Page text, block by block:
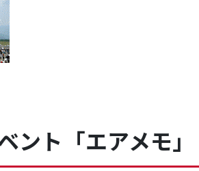
ント「エアメモ」